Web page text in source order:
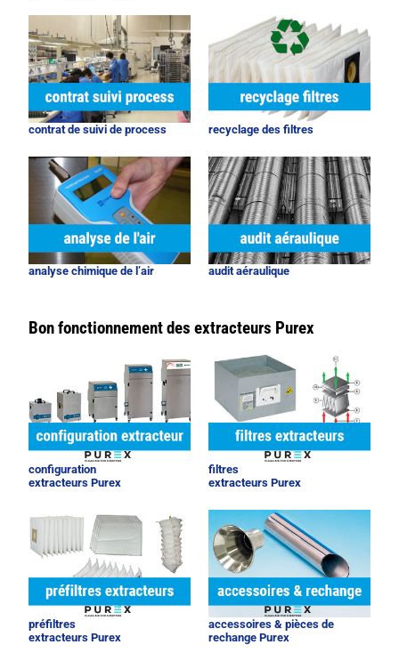
contrat de suivi de process recyclage des filtres
analyse chimique de l’air audit aéraulique
Bon fonctionnement des extracteurs Purex
configuration
extracteurs Purex
filtres
extracteurs Purex
préfiltres
extracteurs Purex
accessoires & pièces de
rechange Purex